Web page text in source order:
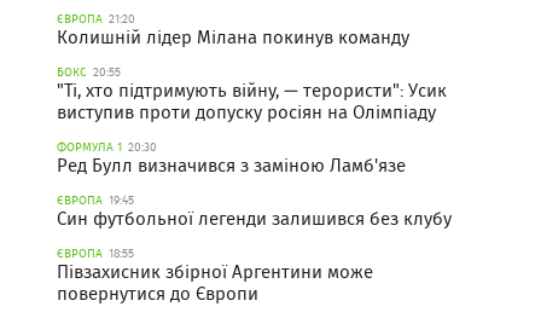
ЄВРОПА 21:20
Колишній лідер Мілана покинув команду
БОКС 20:55
"Ті, хто підтримують війну, — терористи": Усик
виступив проти допуску росіян на Олімпіаду
ФОРМУЛА 1 20:30
Ред Булл визначився з заміною Ламб'язе
ЄВРОПА 19:45
Син футбольної легенди залишився без клубу
ЄВРОПА 18:55
Півзахисник збірної Аргентини може
повернутися до Європи